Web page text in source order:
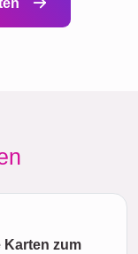
Karten zum